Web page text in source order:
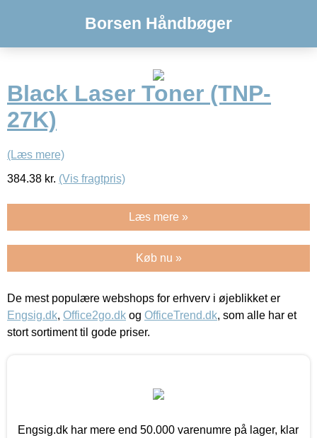
Borsen Håndbøger
Black Laser Toner (TNP-
27K)
(Læs mere)
384.38 kr. (Vis fragtpris)
Læs mere »
Køb nu »
De mest populære webshops for erhverv i øjeblikket er
Engsig.dk, Office2go.dk og OfficeTrend.dk, som alle har et
stort sortiment til gode priser.
Engsig.dk har mere end 50.000 varenumre på lager, klar